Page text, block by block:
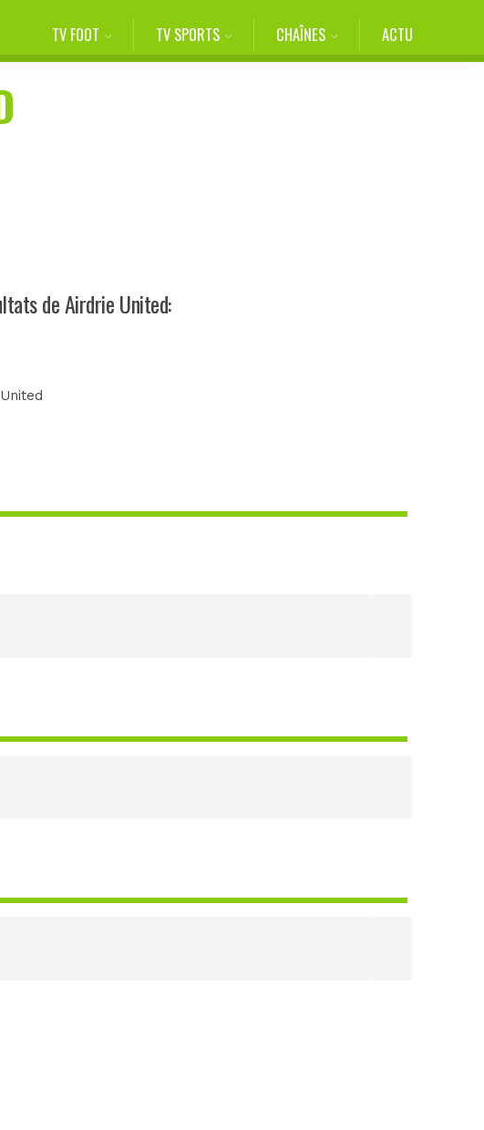
TV FOOT TV SPORTS CHAÎNES ACTU
de Airdrie United: